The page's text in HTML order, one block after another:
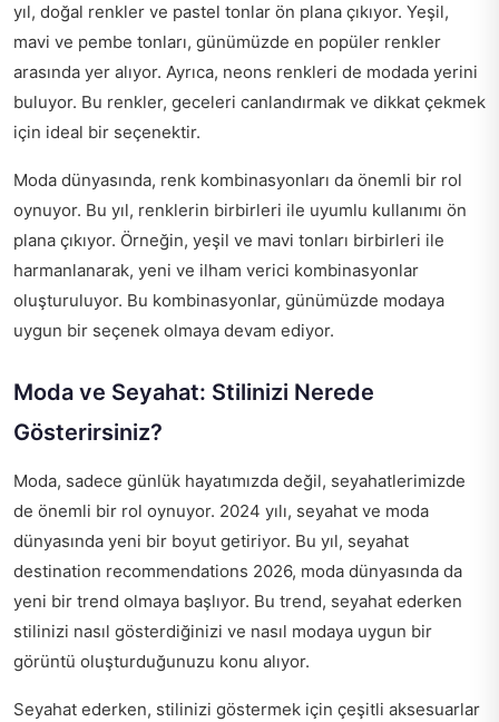
yıl, doğal renkler ve pastel tonlar ön plana çıkıyor. Yeşil,
mavi ve pembe tonları, günümüzde en popüler renkler
arasında yer alıyor. Ayrıca, neons renkleri de modada yerini
buluyor. Bu renkler, geceleri canlandırmak ve dikkat çekmek
için ideal bir seçenektir.
Moda dünyasında, renk kombinasyonları da önemli bir rol
oynuyor. Bu yıl, renklerin birbirleri ile uyumlu kullanımı ön
plana çıkıyor. Örneğin, yeşil ve mavi tonları birbirleri ile
harmanlanarak, yeni ve ilham verici kombinasyonlar
oluşturuluyor. Bu kombinasyonlar, günümüzde modaya
uygun bir seçenek olmaya devam ediyor.
Moda ve Seyahat: Stilinizi Nerede
Gösterirsiniz?
Moda, sadece günlük hayatımızda değil, seyahatlerimizde
de önemli bir rol oynuyor. 2024 yılı, seyahat ve moda
dünyasında yeni bir boyut getiriyor. Bu yıl, seyahat
destination recommendations 2026, moda dünyasında da
yeni bir trend olmaya başlıyor. Bu trend, seyahat ederken
stilinizi nasıl gösterdiğinizi ve nasıl modaya uygun bir
görüntü oluşturduğunuzu konu alıyor.
Seyahat ederken, stilinizi göstermek için çeşitli aksesuarlar